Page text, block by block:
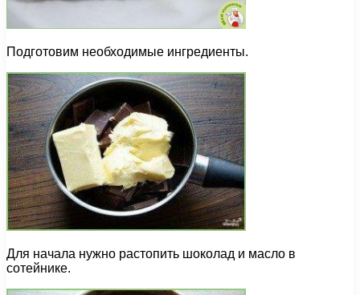
Подготовим необходимые ингредиенты.
Для начала нужно растопить шоколад и масло в
сотейнике.